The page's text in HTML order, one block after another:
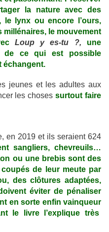
la nature avec des
le lynx ou encore l’ours,
millénaires, le mouvement
Loup y es-tu ?,
une
de ce qui est possible
échangent.
jeunes et les adultes aux
les chosessurtout faire
en 2019 et ils seraient 624
sangliers, chevreuils…
ou une brebis sont des
de leur meute par
des clôtures adaptées,
éviter de pénaliser
en sorte enfin vainqueur
le livre l’explique très